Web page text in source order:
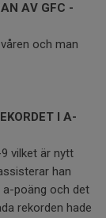
AV GFC -
och man
I A-
vilket är nytt
han
a-poäng och det
rekorden hade